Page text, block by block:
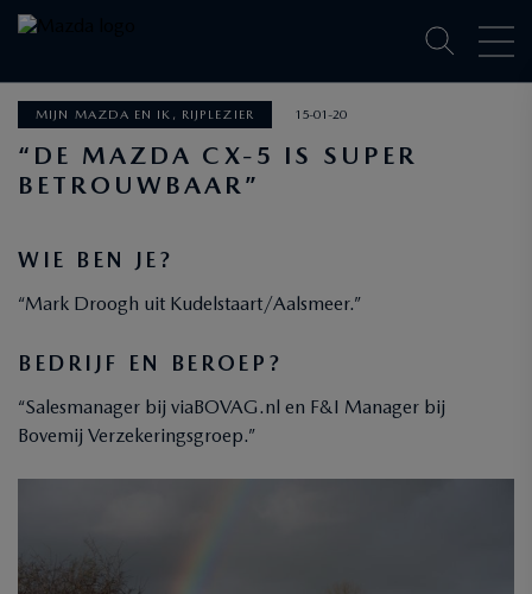
MIJN MAZDA EN IK, RIJPLEZIER 15-01-20
“DE MAZDA CX-5 IS SUPER
BETROUWBAAR”
WIE BEN JE?
“Mark Droogh uit Kudelstaart/Aalsmeer.”
BEDRIJF EN BEROEP?
“Salesmanager bij viaBOVAG.nl en F&I Manager bij
Bovemij Verzekeringsgroep.”